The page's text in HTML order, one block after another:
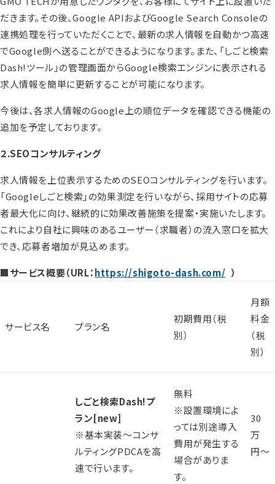
だきます。その後、Google APIおよびGoogle Search Consoleの
連携処理を行っていただくことで、最新の求人情報を自動かつ高速
でGoogle側へ送ることができるようになります。また、「しごと検索
Dash!ツール」の管理画面からGoogle検索エンジンに表示される
求人情報を簡単に更新することが可能になります。
今後は、各求人情報のGoogle上の順位データを確認できる機能の
追加を予定しております。
２.SEOコンサルティング
求人情報を上位表示するためのSEOコンサルティングを行います。
「Googleしごと検索」の効果測定を行いながら、採用サイトの応募
者最大化に向け、継続的に効果改善施策を提案・実施いたします。
これにより自社に興味のあるユーザー（求職者）の流入窓口を拡大
でき、応募者増加が見込めます。
■サービス概要（URL：https://shigoto-dash.com/ ）
サービス名 プラン名
初期費用（税
別）
月額
料金
（税
別）
しごと検索Dash!プ
ラン[new]
※基本実装～コンサ
ルティングPDCAを高
速で行います。
無料
※設置環境によ
っては別途導入
費用が発生する
場合がありま
す。
30
万
円〜